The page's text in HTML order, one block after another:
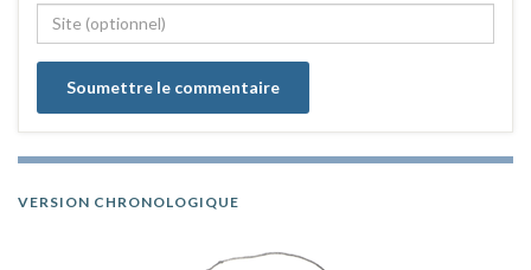
VERSION CHRONOLOGIQUE